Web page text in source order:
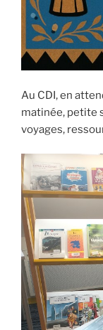
Au CDI, en
matinée, petite
voyages,